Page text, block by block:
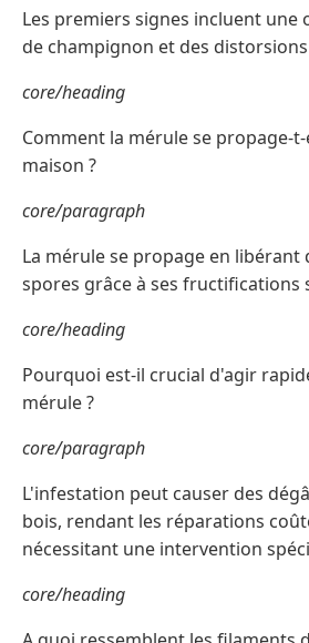
Les premiers signes incluent une
de champignon et des
core/heading
Comment la mérule se propage-
maison ?
core/paragraph
La mérule se propage en libérant
spores grâce à ses fructifications
core/heading
Pourquoi est-il crucial d'agir
mérule ?
core/paragraph
L'infestation peut causer des
bois, rendant les réparations
nécessitant une intervention
core/heading